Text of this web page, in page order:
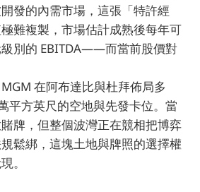
發的內需市場，這張「特許經
難複製，市場估計成熟後每年可
別的 EBITDA——而當前股價對
MGM 在阿布達比與杜拜佈局多
平方英尺的空地與先發卡位。當
牌，但整個波灣正在競相把博弈
鬆綁，這塊土地與牌照的選擇權
。